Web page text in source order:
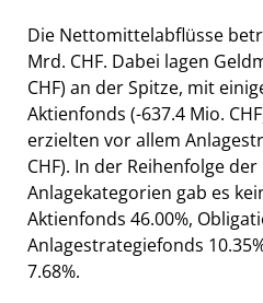
Die Nettomittelabflüsse
Mrd. CHF. Dabei lagen
CHF) an der Spitze, mit
Aktienfonds (-637.4 Mio.
erzielten vor allem
CHF). In der Reihenfolge
Anlagekategorien gab es
Aktienfonds 46.00%,
Anlagestrategiefonds
7.68%.